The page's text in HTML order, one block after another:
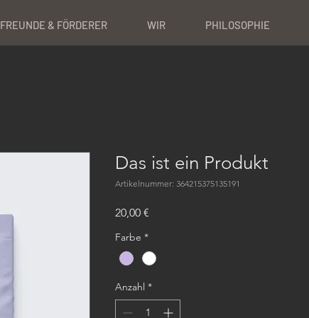
FREUNDE & FÖRDERER WIR PHILOSOPHIE
Das ist ein Produkt
Artikelnummer: 364215375135191
20,00 €
Farbe *
Anzahl *